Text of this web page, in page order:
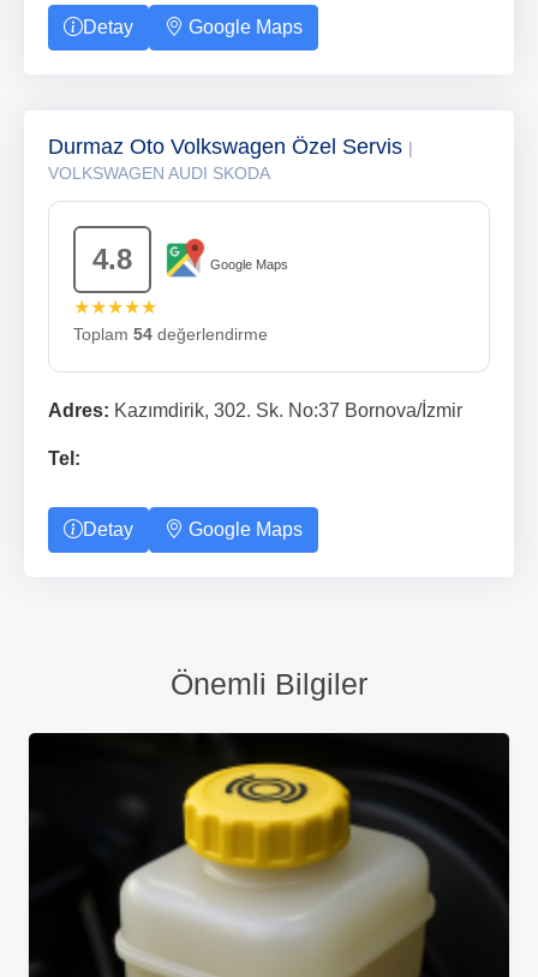
Detay Google Maps
Durmaz Oto Volkswagen Özel Servis |
VOLKSWAGEN AUDI SKODA
4.8 Google Maps
★★★★★
Toplam 54 değerlendirme
Adres: Kazımdirik, 302. Sk. No:37 Bornova/İzmir
Tel:
Detay Google Maps
Önemli Bilgiler